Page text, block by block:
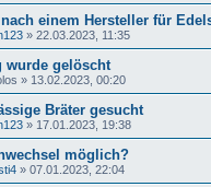
einem Hersteller für
» 22.03.2023, 11:35
wurde gelöscht
» 13.02.2023, 00:20
Bräter gesucht
» 17.01.2023, 19:38
möglich?
» 07.01.2023, 22:04